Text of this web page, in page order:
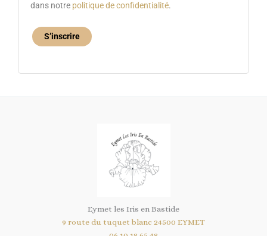
dans notre politique de confidentialité.
S’inscrire
Eymet les Iris en Bastide
9 route du tuquet blanc 24500 EYMET